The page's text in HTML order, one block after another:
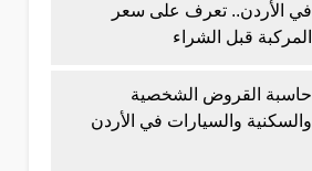
في الأردن.. تعرف على سعر
المركبة قبل الشراء
حاسبة القروض الشخصية
والسكنية والسيارات في الأردن